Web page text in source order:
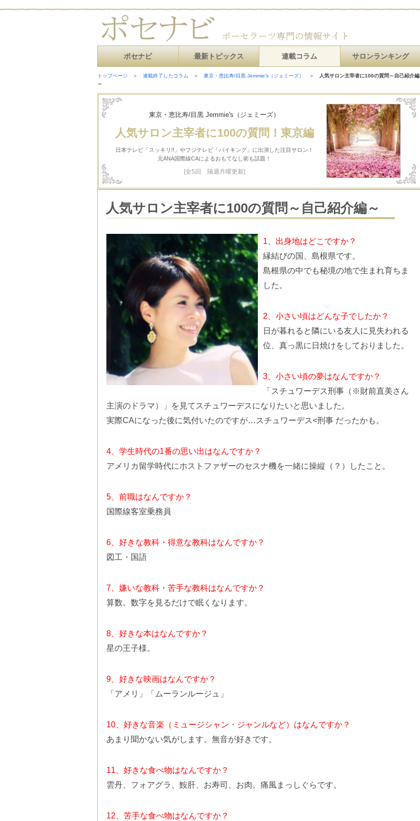
ポセナビ 最新トピックス 連載コラム サロンランキング
トップページ ＞ 連載終了したコラム ＞ 東京・恵比寿/目黒 Jemmie’s（ジェミーズ） ＞
人気サロン主宰者に100の質問～自己紹介編
～
東京・恵比寿/目黒 Jemmie's（ジェミーズ）
人気サロン主宰者に100の質問！東京編
日本テレビ「スッキリ!!」やフジテレビ「バイキング」に出演した注目サロン！
元ANA国際線CAによるおもてなし術も話題！
[全5回 隔週月曜更新]
人気サロン主宰者に100の質問～自己紹介編～
1、出身地はどこですか？
縁結びの国、島根県です。
島根県の中でも秘境の地で生まれ育ちま
した。
2、小さい頃はどんな子でしたか？
日が暮れると隣にいる友人に見失われる
位、真っ黒に日焼けをしておりました。
3、小さい頃の夢はなんですか？
「スチュワーデス刑事（※財前直美さん
主演のドラマ）」を見てスチュワーデスになりたいと思いました。
実際CAになった後に気付いたのですが…スチュワーデス<刑事 だったかも。
4、学生時代の1番の思い出はなんですか？
アメリカ留学時代にホストファザーのセスナ機を一緒に操縦（？）したこと。
5、前職はなんですか？
国際線客室乗務員
6、好きな教科・得意な教科はなんですか？
図工・国語
7、嫌いな教科・苦手な教科はなんですか？
算数。数字を見るだけで眠くなります。
8、好きな本はなんですか？
星の王子様。
9、好きな映画はなんですか？
「アメリ」「ムーランルージュ」
10、好きな音楽（ミュージシャン・ジャンルなど）はなんですか？
あまり聞かない気がします。無音が好きです。
11、好きな食べ物はなんですか？
雲丹、フォアグラ、鮟肝、お寿司、お肉。痛風まっしぐらです。
12、苦手な食べ物はなんですか？